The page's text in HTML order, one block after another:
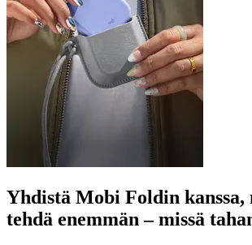
Yhdistä Mobi Foldin
tehdä enemmän – missä